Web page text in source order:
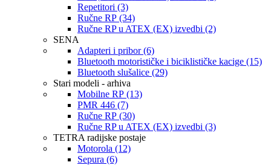
Repetitori (3)
Ručne RP (34)
Ručne RP u ATEX (EX) izvedbi (2)
SENA
Adapteri i pribor (6)
Bluetooth motorističke i biciklističke kacige (15)
Bluetooth slušalice (29)
Stari modeli - arhiva
Mobilne RP (13)
PMR 446 (7)
Ručne RP (30)
Ručne RP u ATEX (EX) izvedbi (3)
TETRA radijske postaje
Motorola (12)
Sepura (6)